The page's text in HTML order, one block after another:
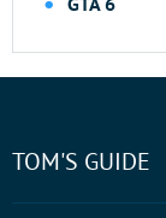
TOM'S GUIDE